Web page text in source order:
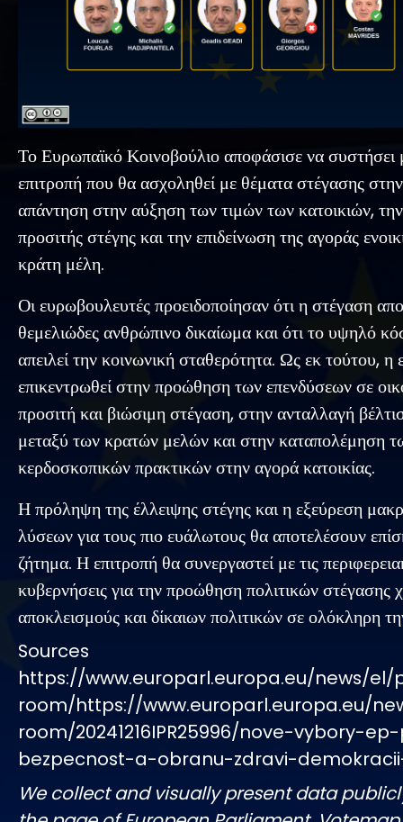
Το Ευρωπαϊκό Κοινοβούλιο αποφάσισε να συστήσει
επιτροπή που θα ασχοληθεί με θέματα στέγασης
απάντηση στην αύξηση των τιμών των κατοικιών,
προσιτής στέγης και την επιδείνωση της αγοράς
κράτη μέλη.
Οι ευρωβουλευτές προειδοποίησαν ότι η στέγαση
θεμελιώδες ανθρώπινο δικαίωμα και ότι το υψηλό
απειλεί την κοινωνική σταθερότητα. Ως εκ τούτου, η
επικεντρωθεί στην προώθηση των επενδύσεων σε
προσιτή και βιώσιμη στέγαση, στην ανταλλαγή
μεταξύ των κρατών μελών και στην καταπολέμηση
κερδοσκοπικών πρακτικών στην αγορά κατοικίας.
Η πρόληψη της έλλειψης στέγης και η εξεύρεση
λύσεων για τους πιο ευάλωτους θα αποτελέσουν
ζήτημα. Η επιτροπή θα συνεργαστεί με τις
κυβερνήσεις για την προώθηση πολιτικών στέγασης
αποκλεισμούς και δίκαιων πολιτικών σε ολόκληρη
Sources
https://www.europarl.europa.eu/news/el/
room/https://www.europarl.europa.eu/
room/20241216IPR25996/nove-vybory-
bezpecnost-a-obranu-zdravi-
We collect and visually present data